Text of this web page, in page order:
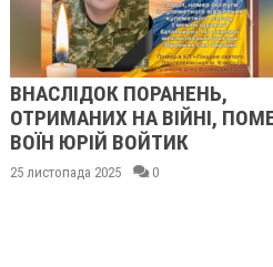
ВНАСЛІДОК ПОРАНЕНЬ,
ОТРИМАНИХ НА ВІЙНІ, ПОМЕР
ВОЇН ЮРІЙ ВОЙТИК
25 листопада 2025 0